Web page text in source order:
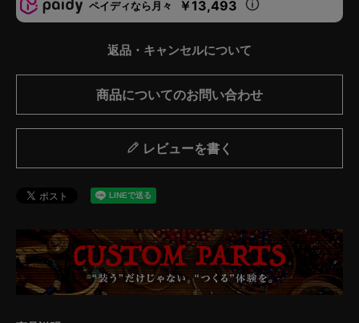
ペイディなら月々 ￥13,493
返品・キャンセルについて
商品についてのお問い合わせ
レビューを書く